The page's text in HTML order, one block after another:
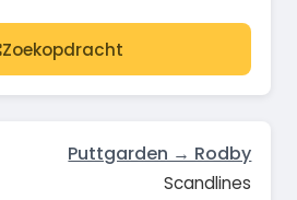
Zoekopdracht
Puttgarden → Rodby
Scandlines